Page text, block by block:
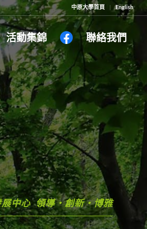
中原大學首頁 English
活動集錦 聯絡我們
中心 領導・創新・博雅